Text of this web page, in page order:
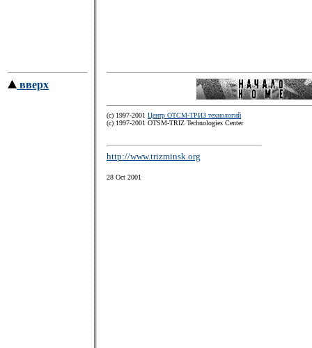
вверх
(c) 1997-2001 Центр ОТСМ-ТРИЗ технологий
(с) 1997-2001 OTSM-TRIZ Technologies Center
http://www.trizminsk.org
28 Oct 2001